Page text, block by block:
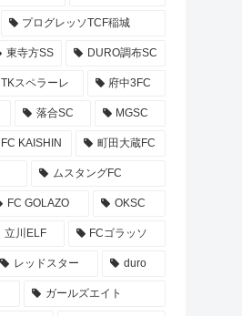
プログレッソTCF稲城
東寺方SS DURO調布SC
TKスペラーレ 府中3FC
落合SC MGSC
FC KAISHIN 町田大蔵FC
ムスタングFC
FC GOLAZO OKSC
立川ELF FCゴラッソ
レッドスター duro
ガールズエイト